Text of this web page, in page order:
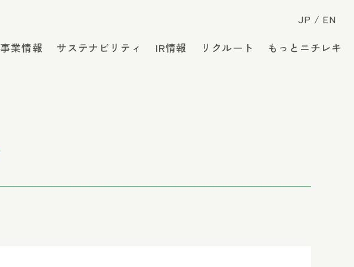
JP EN
事業情報 サステナビリティ IR情報 リクルート もっとニチレキ